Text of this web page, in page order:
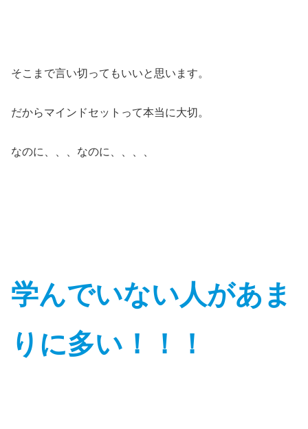
そこまで言い切ってもいいと思います。
だからマインドセットって本当に大切。
なのに、、、なのに、、、、
学んでいない人があま
りに多い！！！